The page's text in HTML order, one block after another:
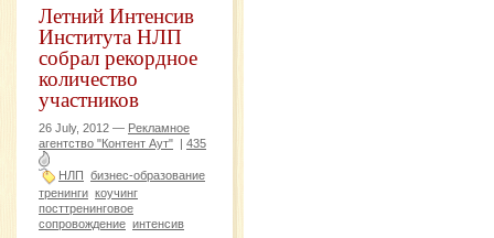
Летний Интенсив
Института НЛП
собрал рекордное
количество
участников
26 July, 2012 — Рекламное
агентство "Контент Аут" | 435
НЛП бизнес-образование
тренинги коучинг
посттренинговое
сопровождение интенсив